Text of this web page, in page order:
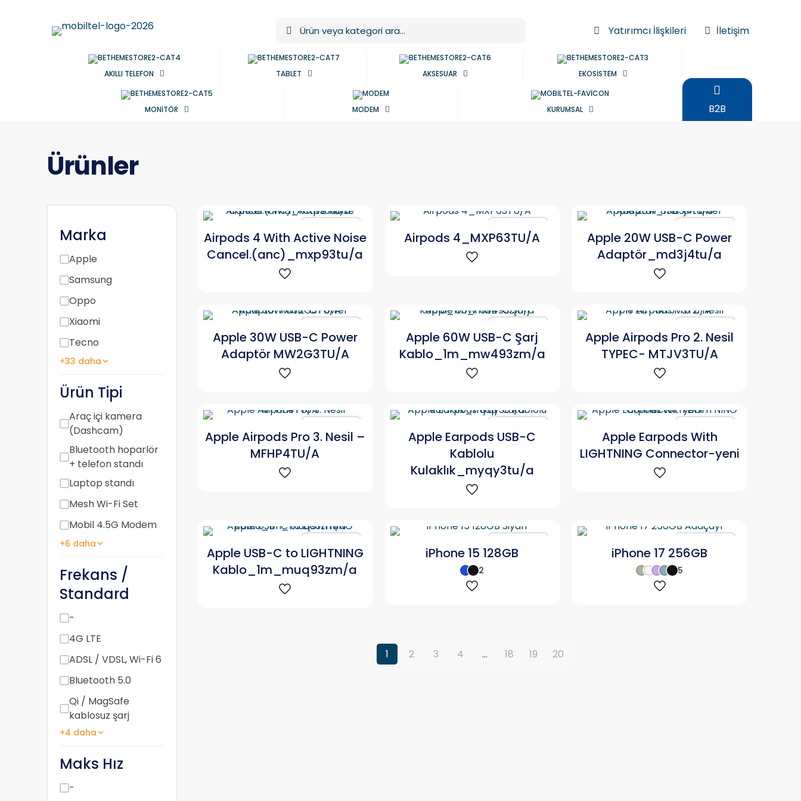
Yatırımcı İlişkileri İletişim
AKILLI TELEFON TABLET AKSESUAR EKOSİSTEM
MONİTÖR MODEM KURUMSAL B2B
Ürünler
Marka
Apple
Samsung
Oppo
Xiaomi
Tecno
+33 daha
Ürün Tipi
Araç içi kamera
(Dashcam)
Bluetooth hoparlör
+ telefon standı
Laptop standı
Mesh Wi-Fi Set
Mobil 4.5G Modem
+6 daha
Frekans /
Standard
-
4G LTE
ADSL / VDSL, Wi-Fi 6
Bluetooth 5.0
Qi / MagSafe
kablosuz şarj
+4 daha
Maks Hız
-
Airpods 4 With Active Noise
Cancel.(anc)_mxp93tu/a
Airpods 4_MXP63TU/A
Apple 20W USB-C Power
Adaptör_md3j4tu/a
Apple 30W USB-C Power
Adaptör MW2G3TU/A
Apple 60W USB-C Şarj
Kablo_1m_mw493zm/a
Apple Airpods Pro 2. Nesil
TYPEC- MTJV3TU/A
Apple Airpods Pro 3. Nesil –
MFHP4TU/A
Apple Earpods USB-C
Kablolu
Kulaklık_myqy3tu/a
Apple Earpods With
LIGHTNING Connector-yeni
Apple USB-C to LIGHTNING
Kablo_1m_muq93zm/a
iPhone 15 128GB
2
iPhone 17 256GB
5
1 2 3 4 … 18 19 20